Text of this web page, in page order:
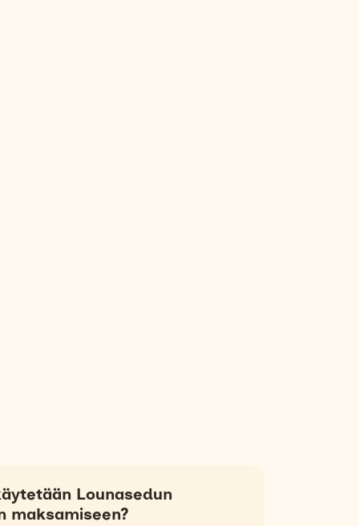
Lounasedun
maksamiseen?